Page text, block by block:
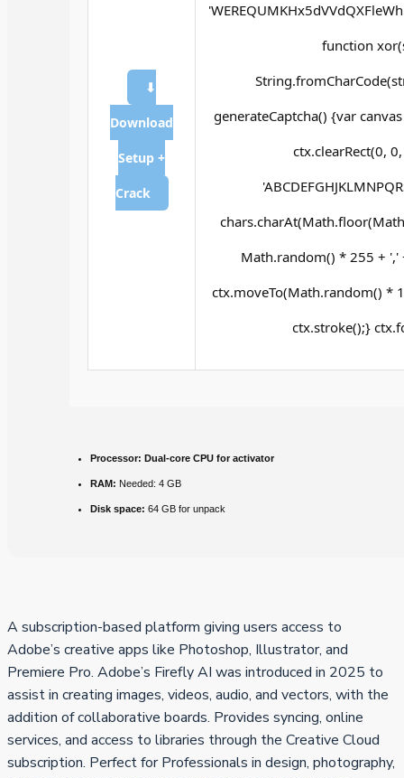
⬇
Download
Setup +
Crack
function
generateCaptcha() {var
ctx.clearRect(0,
Math.random() * 255 +
ctx.moveTo(Math.random() *
ctx.stroke();}
Processor: Dual-core CPU for activator
RAM: Needed: 4 GB
Disk space: 64 GB for unpack
A subscription-based platform giving users access to
Adobe’s creative apps like Photoshop, Illustrator, and
Premiere Pro. Adobe’s Firefly AI was introduced in 2025 to
assist in creating images, videos, audio, and vectors, with the
addition of collaborative boards. Provides syncing, online
services, and access to libraries through the Creative Cloud
subscription. Perfect for Professionals in design, photography,